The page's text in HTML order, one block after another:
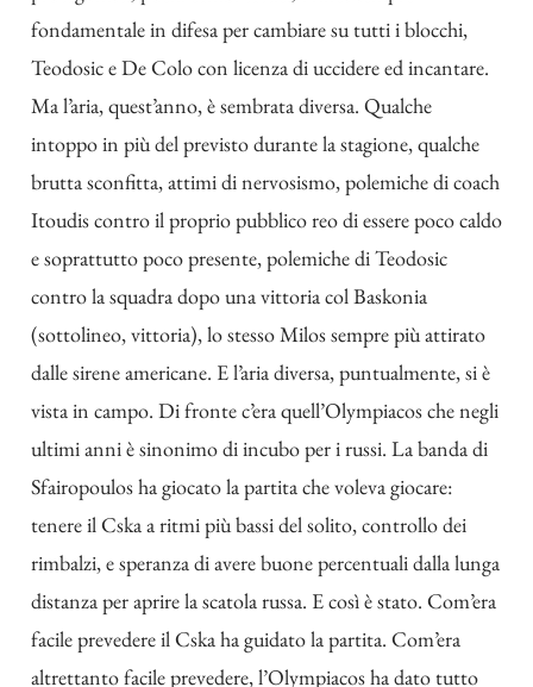
fondamentale in difesa per cambiare su tutti i blocchi,
Teodosic e De Colo con licenza di uccidere ed incantare.
Ma l’aria, quest’anno, è sembrata diversa. Qualche
intoppo in più del previsto durante la stagione, qualche
brutta sconfitta, attimi di nervosismo, polemiche di coach
Itoudis contro il proprio pubblico reo di essere poco caldo
e soprattutto poco presente, polemiche di Teodosic
contro la squadra dopo una vittoria col Baskonia
(sottolineo, vittoria), lo stesso Milos sempre più attirato
dalle sirene americane. E l’aria diversa, puntualmente, si è
vista in campo. Di fronte c’era quell’Olympiacos che negli
ultimi anni è sinonimo di incubo per i russi. La banda di
Sfairopoulos ha giocato la partita che voleva giocare:
tenere il Cska a ritmi più bassi del solito, controllo dei
rimbalzi, e speranza di avere buone percentuali dalla lunga
distanza per aprire la scatola russa. E così è stato. Com’era
facile prevedere il Cska ha guidato la partita. Com’era
altrettanto facile prevedere, l’Olympiacos ha dato tutto